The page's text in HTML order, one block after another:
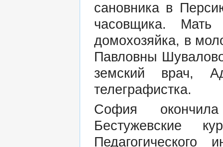
сановника в
часовщика.
домохозяйка, в
Павловны
земский врач,
телеграфистка.
София
Бестужевские
Педагогического